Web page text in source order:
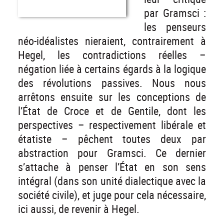
par Gramsci :
les penseurs
néo-idéalistes nieraient, contrairement à
Hegel, les contradictions réelles –
négation liée à certains égards à la logique
des révolutions passives. Nous nous
arrêtons ensuite sur les conceptions de
l’État de Croce et de Gentile, dont les
perspectives – respectivement libérale et
étatiste – pêchent toutes deux par
abstraction pour Gramsci. Ce dernier
s’attache à penser l’État en son sens
intégral (dans son unité dialectique avec la
société civile), et juge pour cela nécessaire,
ici aussi, de revenir à Hegel.